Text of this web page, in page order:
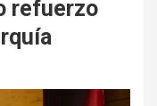
refuerzo